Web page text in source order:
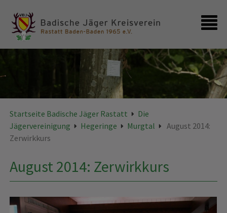
Startseite
Kontakt
Startseite Badische Jäger Rastatt
Die
Jägervereinigung
Hegeringe Murgtal
August 2014:
Zerwirkkurs
August 2014: Zerwirkkurs